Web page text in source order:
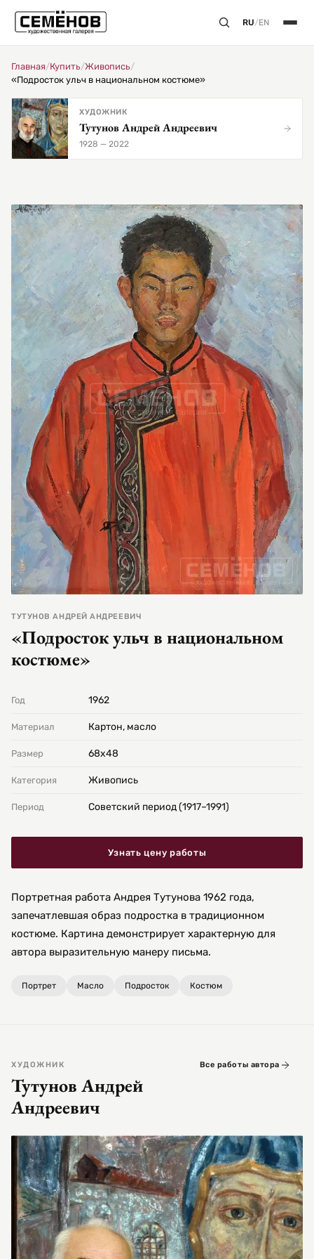
RU/EN
Главная/Купить/Живопись/
«Подросток ульч в национальном костюме»
ХУДОЖНИК
Тутунов Андрей Андреевич
1928 — 2022
ТУТУНОВ АНДРЕЙ АНДРЕЕВИЧ
«Подросток ульч в национальном
костюме»
Год 1962
Материал Картон, масло
Размер 68х48
Категория Живопись
Период Советский период (1917–1991)
Узнать цену работы
Портретная работа Андрея Тутунова 1962 года,
запечатлевшая образ подростка в традиционном
костюме. Картина демонстрирует характерную для
автора выразительную манеру письма.
Портрет Масло Подросток Костюм
ХУДОЖНИК
Тутунов Андрей
Андреевич
Все работы автора